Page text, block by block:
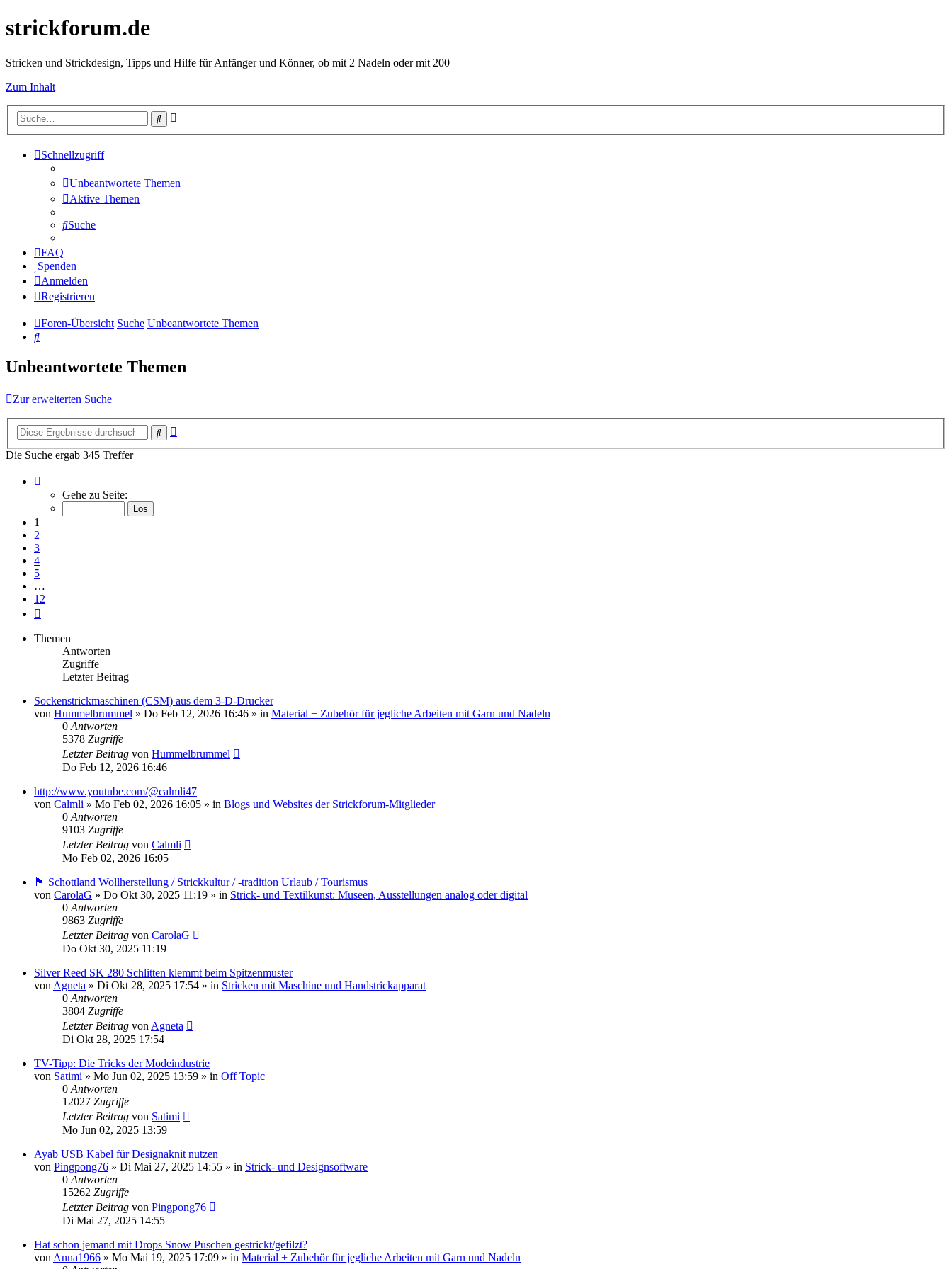
strickforum.de
Stricken und Strickdesign, Tipps und Hilfe für Anfänger und Könner, ob mit 2 Nadeln oder mit 200
Zum Inhalt
Suche
Schnellzugriff
Unbeantwortete Themen
Aktive Themen
Suche
FAQ
Spenden
Anmelden
Registrieren
Foren-Übersicht Suche Unbeantwortete Themen
Suche
Unbeantwortete Themen
Zur erweiterten Suche
Suche
Die Suche ergab 345 Treffer
von
Gehe zu Seite:
1
2
3
4
5
…
12
Themen
Antworten
Zugriffe
Letzter Beitrag
Sockenstrickmaschinen (CSM) aus dem 3-D-Drucker
von Hummelbrummel » Do Feb 12, 2026 16:46 » in Material + Zubehör für jegliche Arbeiten mit Garn und Nadeln
0 Antworten
5378 Zugriffe
Letzter Beitrag von Hummelbrummel
Do Feb 12, 2026 16:46
http://www.youtube.com/@calmli47
von Calmli » Mo Feb 02, 2026 16:05 » in Blogs und Websites der Strickforum-Mitglieder
0 Antworten
9103 Zugriffe
Letzter Beitrag von Calmli
Mo Feb 02, 2026 16:05
🏴󠁧󠁢󠁳󠁣󠁴󠁿 Schottland Wollherstellung / Strickkultur / -tradition Urlaub / Tourismus
von CarolaG » Do Okt 30, 2025 11:19 » in Strick- und Textilkunst: Museen, Ausstellungen analog oder digital
0 Antworten
9863 Zugriffe
Letzter Beitrag von CarolaG
Do Okt 30, 2025 11:19
Silver Reed SK 280 Schlitten klemmt beim Spitzenmuster
von Agneta » Di Okt 28, 2025 17:54 » in Stricken mit Maschine und Handstrickapparat
0 Antworten
3804 Zugriffe
Letzter Beitrag von Agneta
Di Okt 28, 2025 17:54
TV-Tipp: Die Tricks der Modeindustrie
von Satimi » Mo Jun 02, 2025 13:59 » in Off Topic
0 Antworten
12027 Zugriffe
Letzter Beitrag von Satimi
Mo Jun 02, 2025 13:59
Ayab USB Kabel für Designaknit nutzen
von Pingpong76 » Di Mai 27, 2025 14:55 » in Strick- und Designsoftware
0 Antworten
15262 Zugriffe
Letzter Beitrag von Pingpong76
Di Mai 27, 2025 14:55
Hat schon jemand mit Drops Snow Puschen gestrickt/gefilzt?
von Anna1966 » Mo Mai 19, 2025 17:09 » in Material + Zubehör für jegliche Arbeiten mit Garn und Nadeln